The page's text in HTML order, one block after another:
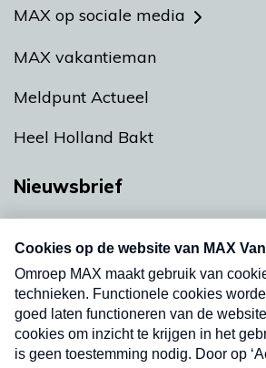
MAX op sociale media
MAX vakantieman
Meldpunt Actueel
Heel Holland Bakt
Nieuwsbrief
nieuwsbrief. Elke vrijdag- en
uw mailbox.